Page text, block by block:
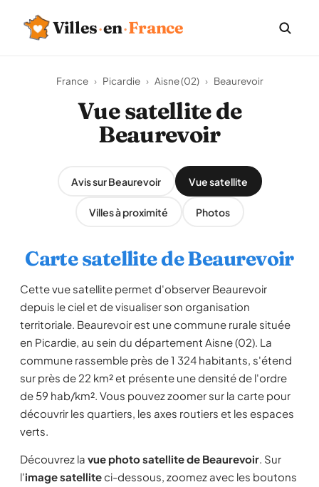
Villes·en·France
France › Picardie › Aisne (02) › Beaurevoir
Vue satellite de
Beaurevoir
Avis sur Beaurevoir Vue satellite
Villes à proximité Photos
Carte satellite de Beaurevoir
Cette vue satellite permet d'observer Beaurevoir
depuis le ciel et de visualiser son organisation
territoriale. Beaurevoir est une commune rurale située
en Picardie, au sein du département Aisne (02). La
commune rassemble près de 1 324 habitants, s'étend
sur près de 22 km² et présente une densité de l'ordre
de 59 hab/km². Vous pouvez zoomer sur la carte pour
découvrir les quartiers, les axes routiers et les espaces
verts.
Découvrez la vue photo satellite de Beaurevoir. Sur
l'image satelliteci-dessous, zoomez avec les boutons